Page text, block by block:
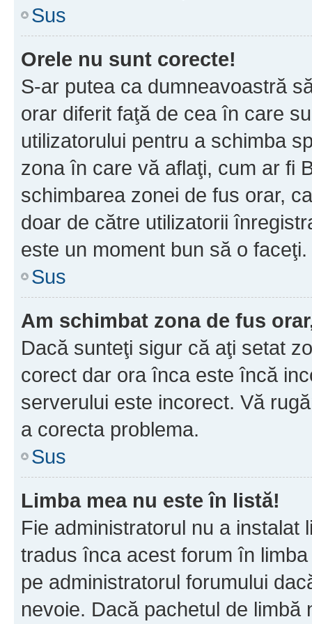
Sus
Orele nu sunt corecte!
S-ar putea ca dumneavoastră
orar diferit faţă de cea în care
utilizatorului pentru a schimba
zona în care vă aflaţi, cum ar fi
schimbarea zonei de fus orar,
doar de către utilizatorii
este un moment bun să o faceţi.
Sus
Am schimbat zona de fus
Dacă sunteţi sigur că aţi setat
corect dar ora înca este încă
serverului este incorect. Vă
a corecta problema.
Sus
Limba mea nu este în listă!
Fie administratorul nu a instalat
tradus înca acest forum în
pe administratorul forumului
nevoie. Dacă pachetul de